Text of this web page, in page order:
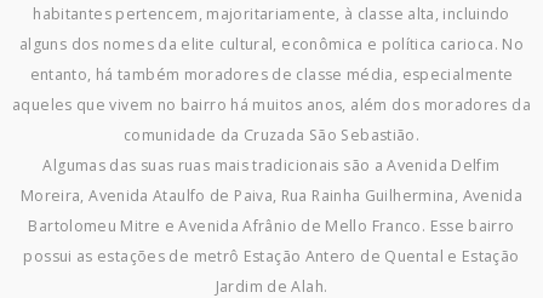
habitantes pertencem, majoritariamente, à classe alta, incluindo
alguns dos nomes da elite cultural, econômica e política carioca. No
entanto, há também moradores de classe média, especialmente
aqueles que vivem no bairro há muitos anos, além dos moradores da
comunidade da Cruzada São Sebastião.
Algumas das suas ruas mais tradicionais são a Avenida Delfim
Moreira, Avenida Ataulfo de Paiva, Rua Rainha Guilhermina, Avenida
Bartolomeu Mitre e Avenida Afrânio de Mello Franco. Esse bairro
possui as estações de metrô Estação Antero de Quental e Estação
Jardim de Alah.